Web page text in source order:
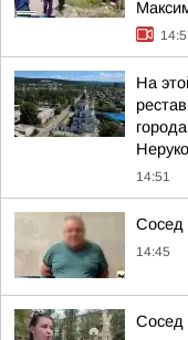
На
14:51
Сосед
14:45
Сосед